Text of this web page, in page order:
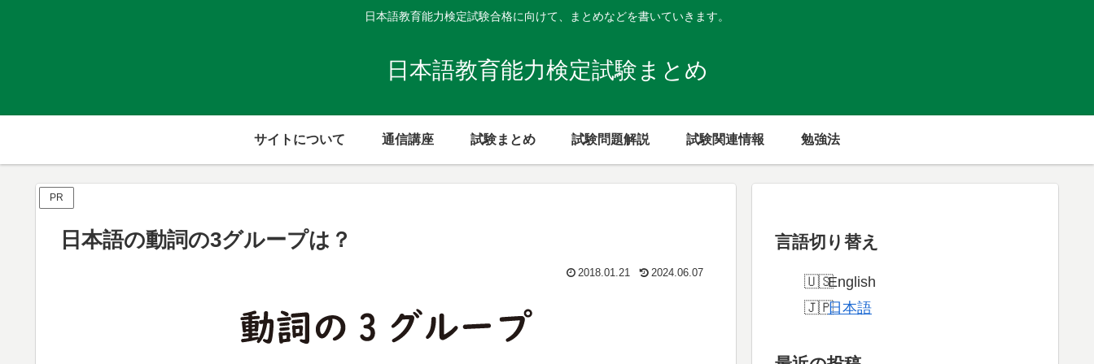
日本語教育能力検定試験合格に向けて、まとめなどを書いていきます。
日本語教育能力検定試験まとめ
サイトについて 通信講座 試験まとめ 試験問題解説 試験関連情報 勉強法
PR
日本語の動詞の3グループは？
2018.01.21 2024.06.07
言語切り替え
English
日本語